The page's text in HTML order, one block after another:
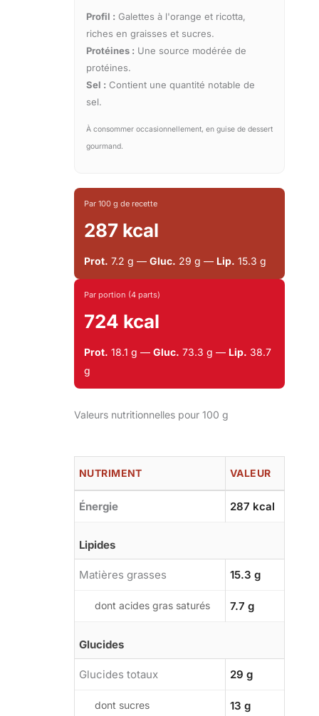
Profil : Galettes à l'orange et ricotta,
riches en graisses et sucres.
Protéines : Une source modérée de
protéines.
Sel : Contient une quantité notable de
sel.
À consommer occasionnellement, en guise de dessert
gourmand.
Par 100 g de recette
287 kcal
Prot. 7.2 g — Gluc. 29 g — Lip. 15.3 g
Par portion (4 parts)
724 kcal
Prot. 18.1 g — Gluc. 73.3 g — Lip. 38.7
g
Valeurs nutritionnelles pour 100 g
NUTRIMENT VALEUR
Énergie 287 kcal
Lipides
Matières grasses 15.3 g
dont acides gras saturés 7.7 g
Glucides
Glucides totaux 29 g
dont sucres 13 g